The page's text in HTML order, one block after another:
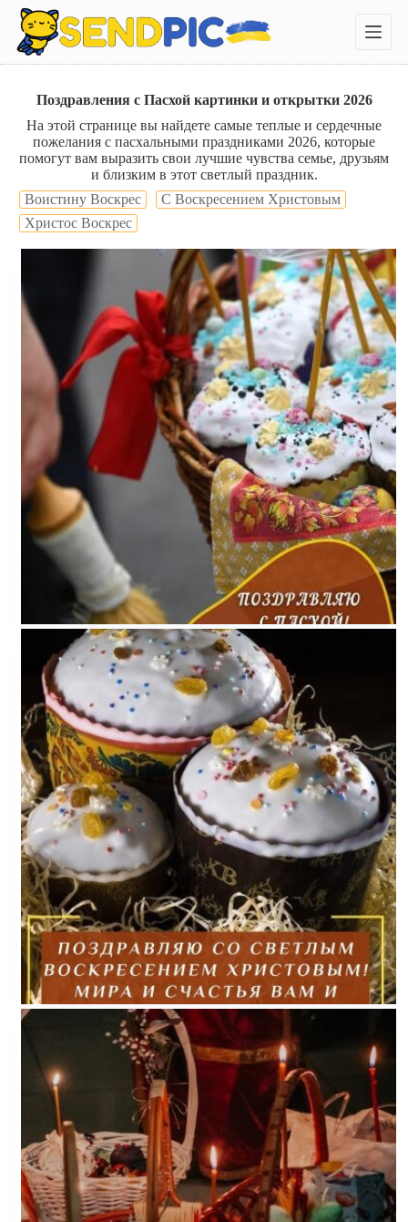
П
е
р
е
у
и
Поздравления с Пасхой картинки и открытки 2026
На этой странице вы найдете самые теплые и сердечные
пожелания с пасхальными праздниками 2026, которые
помогут вам выразить свои лучшие чувства семье, друзьям
и близким в этот светлый праздник.
Воистину Воскрес
С Воскресением Христовым
Христос Воскрес